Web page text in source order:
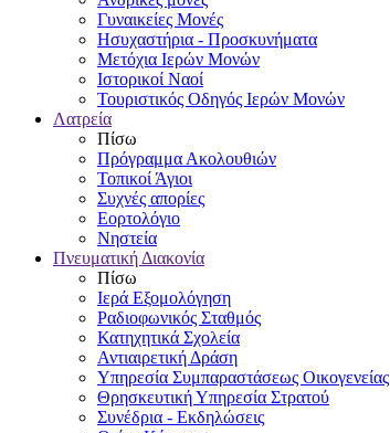
Γυναικείες Μονές
Ησυχαστήρια - Προσκυνήματα
Μετόχια Ιερών Μονών
Ιστορικοί Ναοί
Τουριστικός Οδηγός Ιερών Μονών
Λατρεία
Πίσω
Πρόγραμμα Ακολουθιών
Τοπικοί Άγιοι
Συχνές απορίες
Εορτολόγιο
Νηστεία
Πνευματική Διακονία
Πίσω
Ιερά Εξομολόγηση
Ραδιοφωνικός Σταθμός
Κατηχητικά Σχολεία
Αντιαιρετική Δράση
Υπηρεσία Συμπαραστάσεως Οικογενείας
Θρησκευτική Υπηρεσία Στρατού
Συνέδρια - Εκδηλώσεις